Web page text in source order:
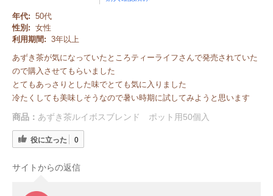
年代: 50代
性別: 女性
利用期間: 3年以上
あずき茶が気になっていたところティーライフさんで発売されていた
ので購入させてもらいました
とてもあっさりとした味でとても気に入りました
冷たくしても美味しそうなので暑い時期に試してみようと思います
商品： あずき茶ルイボスブレンド ポット用50個入
役に立った 0
サイトからの返信